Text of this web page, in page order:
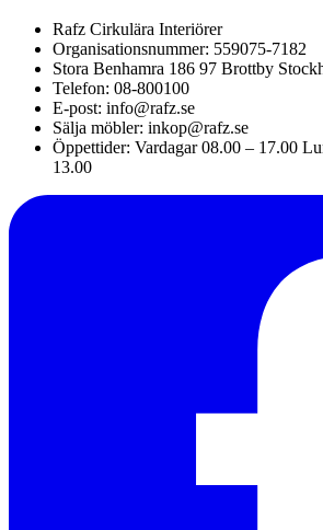
Rafz Cirkulära Interiörer
Organisationsnummer: 559075-7182
Stora Benhamra 186 97 Brottby
Telefon: 08-800100
E-post: info@rafz.se
Sälja möbler: inkop@rafz.se
Öppettider: Vardagar 08.00 – 17.00
13.00